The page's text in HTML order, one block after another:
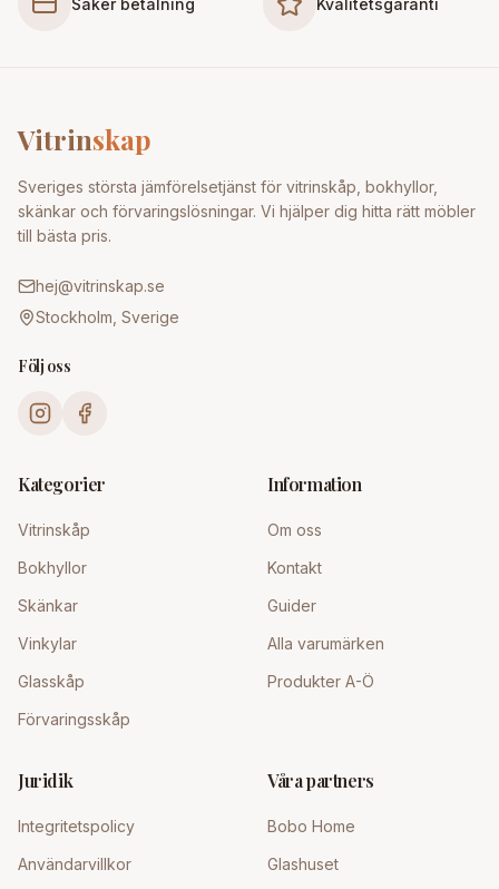
Säker betalning Kvalitetsgaranti
Vitrinskap
Sveriges största jämförelsetjänst för vitrinskåp, bokhyllor,
skänkar och förvaringslösningar. Vi hjälper dig hitta rätt möbler
till bästa pris.
hej@vitrinskap.se
Stockholm, Sverige
Följ oss
Kategorier
Vitrinskåp
Bokhyllor
Skänkar
Vinkylar
Glasskåp
Förvaringsskåp
Information
Om oss
Kontakt
Guider
Alla varumärken
Produkter A-Ö
Juridik
Integritetspolicy
Användarvillkor
Våra partners
Bobo Home
Glashuset